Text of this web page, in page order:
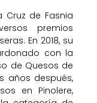
Cruz de Fasnia
premios
En 2018, su
con la
de Quesos de
años después,
en Pinolere,